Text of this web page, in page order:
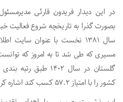
در این دیدار فریدون قارئی
بصورت گذرا به تاریخچه شروع فعالیت
سال ۱۳۸۱‌‌ نخست با عنوان
مسیری که طی شد تا به امروز که توانست
گلستان در سال ۱۴۰۲‌
کشور را با‌ امتیاز ۵۷.۲ کسب کند اشاره کرد.